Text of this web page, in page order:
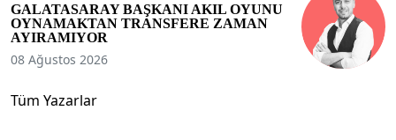
GALATASARAY BAŞKANI AKIL OYUNU
OYNAMAKTAN TRANSFERE ZAMAN
AYIRAMIYOR
08 Ağustos 2026
Tüm Yazarlar